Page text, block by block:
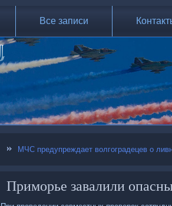
Все записи
МЧС предупреждает волгоградецев о
Приморье завалили